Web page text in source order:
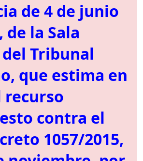
de 4 de junio
de la Sala
Tribunal
que estima en
recurso
contra el
1057/2015,